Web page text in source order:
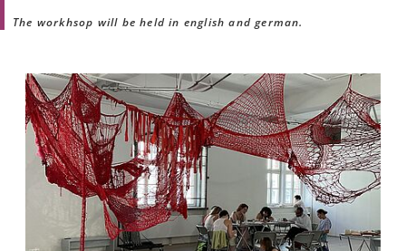
The workhsop will be held in english and german.